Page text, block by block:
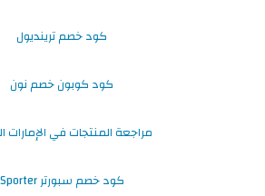
كود خصم ترينديول
كود كوبون خصم نون
مراجعة المنتجات في الإمارات
كود خصم سبورتر Sporter